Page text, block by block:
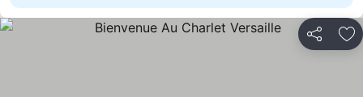
Partilhar